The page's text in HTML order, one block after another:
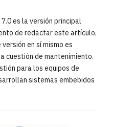
es la versión principal
de redactar este artículo,
en sí mismo es
cuestión de mantenimiento.
para los equipos de
sistemas embebidos